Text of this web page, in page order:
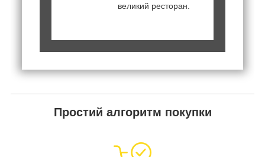
великий ресторан.
Простий алгоритм покупки